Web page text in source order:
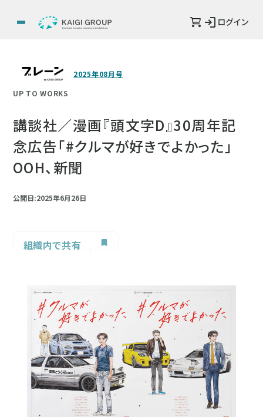
ログイン
2025年08月号
UP TO WORKS
講談社／漫画『頭文字D』30周年記
念広告「#クルマが好きでよかった」
OOH、新聞
公開日:2025年6月26日
組織内で共有